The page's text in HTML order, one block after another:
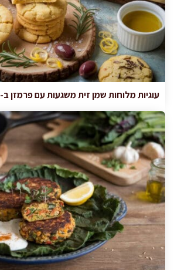
עוגיות מלוחות שמן זית משגעות עם פרמזן ב-25 דקות